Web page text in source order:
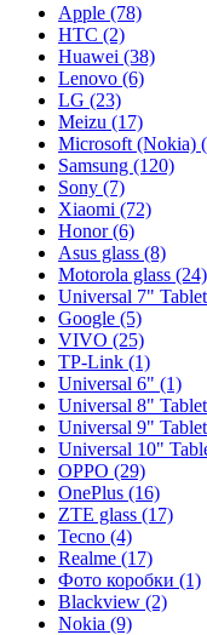
Apple (78)
HTC (2)
Huawei (38)
Lenovo (6)
LG (23)
Meizu (17)
Microsoft (Nokia)
Samsung (120)
Sony (7)
Xiaomi (72)
Honor (6)
Asus glass (8)
Motorola glass (24)
Universal 7"
Google (5)
VIVO (25)
TP-Link (1)
Universal 6" (1)
Universal 8"
Universal 9"
Universal 10"
OPPO (29)
OnePlus (16)
ZTE glass (17)
Tecno (4)
Realme (17)
Фото коробки (1)
Blackview (2)
Nokia (9)